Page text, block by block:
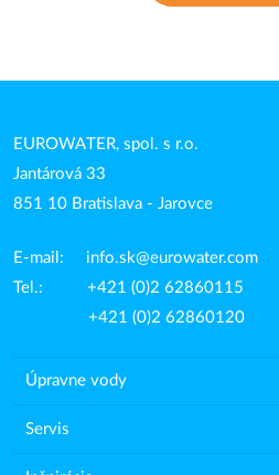
EUROWATER, spol. s r.o.
Jantárová 33
851 10 Bratislava - Jarovce
E-mail: info.sk@eurowater.com
Tel.: +421 (0)2 62860115
+421 (0)2 62860120
Úpravne vody
Servis